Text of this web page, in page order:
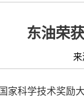
东油荣
来
家科学技术奖